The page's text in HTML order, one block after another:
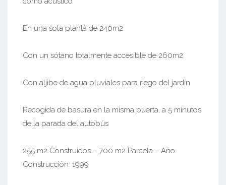
En una sola planta de 240m2
Con un sótano totalmente accesible de 260m2
Con aljibe de agua pluviales para riego del jardín
Recogida de basura en la misma puerta, a 5 minutos
de la parada del autobús
255 m2 Construidos – 700 m2 Parcela – Año
Construcción: 1999